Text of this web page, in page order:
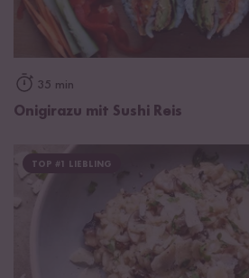
35 min
Onigirazu mit Sushi Reis
TOP #1 LIEBLING